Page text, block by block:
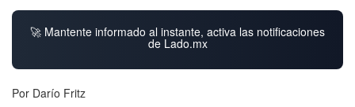
🚀 Mantente informado al instante, activa las notificaciones
de Lado.mx
Por Darío Fritz